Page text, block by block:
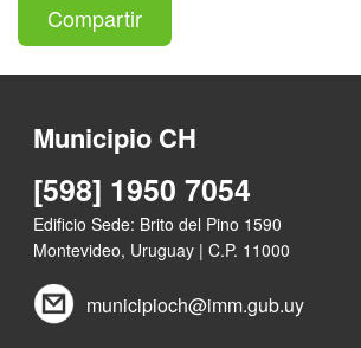
Compartir
Municipio CH
[598] 1950 7054
Edificio Sede: Brito del Pino 1590
Montevideo, Uruguay | C.P. 11000
municipioch@imm.gub.uy